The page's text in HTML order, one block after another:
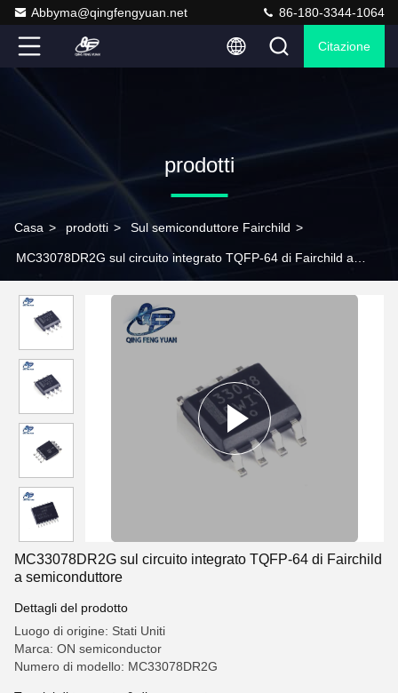
Abbyma@qingfengyuan.net 86-180-3344-1064
Citazione
prodotti
Casa > prodotti > Sul semiconduttore Fairchild >
MC33078DR2G sul circuito integrato TQFP-64 di Fairchild a
MC33078DR2G sul circuito integrato TQFP-64 di Fairchild
a semiconduttore
Dettagli del prodotto
Luogo di origine: Stati Uniti
Marca: ON semiconductor
Numero di modello: MC33078DR2G